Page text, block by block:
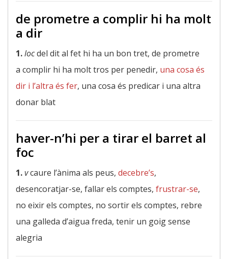
de prometre a complir hi ha molt
a dir
1.locdel dit al fet hi ha un bon tret, de prometre
a complir hi ha molt tros per penedir, una cosa és
dir i l’altra és fer, una cosa és predicar i una altra
donar blat
haver-n’hi per a tirar el barret al
foc
1.vcaure l’ànima als peus, decebre’s,
desencoratjar-se, fallar els comptes, frustrar-se,
no eixir els comptes, no sortir els comptes, rebre
una galleda d’aigua freda, tenir un goig sense
alegria